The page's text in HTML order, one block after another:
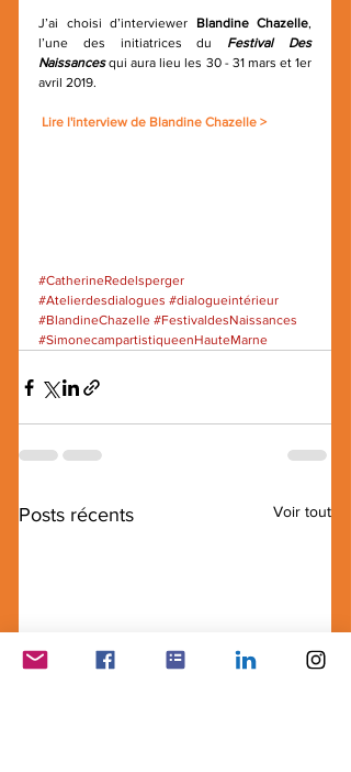
J’ai choisi d’interviewer Blandine Chazelle,
l’une des initiatrices du Festival Des
Naissances qui aura lieu les 30 - 31 mars et 1er
avril 2019.
Lire l'interview de Blandine Chazelle >
#CatherineRedelsperger
#Atelierdesdialogues #dialogueintérieur
#BlandineChazelle #FestivaldesNaissances
#SimonecampartistiqueenHauteMarne
Posts récents Voir tout